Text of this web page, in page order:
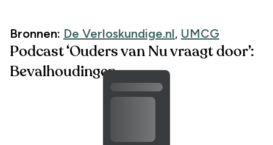
Bronnen: De Verloskundige.nl, UMCG
Podcast ‘Ouders van Nu vraagt door’:
Bevalhoudingen